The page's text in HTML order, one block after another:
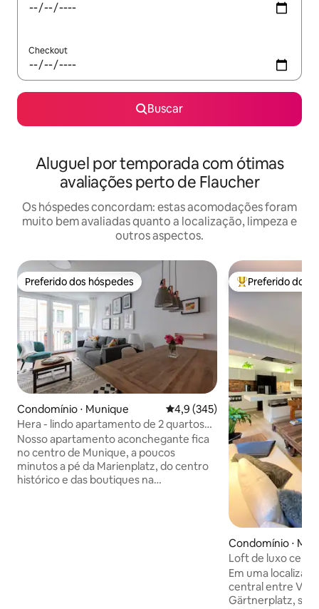
Checkout
Buscar
Aluguel por temporada com ótimas
avaliações perto de Flaucher
Os hóspedes concordam: estas acomodações foram
muito bem avaliadas quanto a localização, limpeza e
outros aspectos.
Preferido dos hóspedes
Preferido dos hóspedes
Condomínio ⋅ Munique 4,9 de uma avaliação média de
4,9 (345)
Hera - lindo apartamento de 2 quartos
no centro da cidade
Nosso apartamento aconchegante fica
no centro de Munique, a poucos
minutos a pé da Marienplatz, do centro
histórico e das boutiques na
Entre os
Preferido dos
Condomínio ⋅
Loft de luxo
Em uma
central entre
Gärtnerplatz,